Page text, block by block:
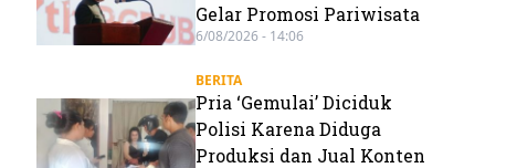
Gelar Promosi Pariwisata
6/08/2026 - 14:06
BERITA
Pria ‘Gemulai’ Diciduk
Polisi Karena Diduga
Produksi dan Jual Konten